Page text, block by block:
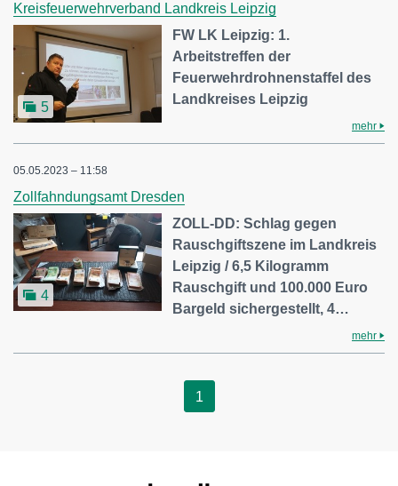
Kreisfeuerwehrverband Landkreis Leipzig
5
FW LK Leipzig: 1.
Arbeitstreffen der
Feuerwehrdrohnenstaffel des
Landkreises Leipzig
mehr
05.05.2023 – 11:58
Zollfahndungsamt Dresden
4
ZOLL-DD: Schlag gegen
Rauschgiftszene im Landkreis
Leipzig / 6,5 Kilogramm
Rauschgift und 100.000 Euro
Bargeld sichergestellt, 4…
mehr
1